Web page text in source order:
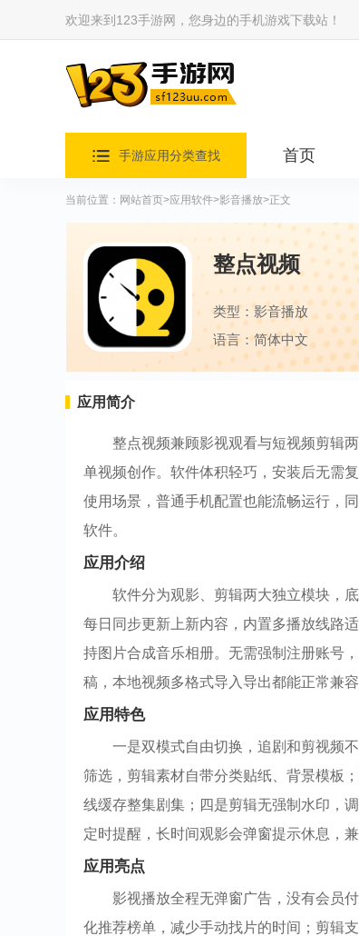
欢迎来到123手游网，您身边的手机游戏下载站！
手游应用分类查找 首页
当前位置： 网站首页>应用软件>影音播放>正文
整点视频
类型：影音播放
语言：简体中文
应用简介
整点视频兼顾影视观看与短视频剪辑
单视频创作。软件体积轻巧，安装后无需
使用场景，普通手机配置也能流畅运行，
软件。
应用介绍
软件分为观影、剪辑两大独立模块，
每日同步更新上新内容，内置多播放线路
持图片合成音乐相册。无需强制注册账号
稿，本地视频多格式导入导出都能正常兼容
应用特色
一是双模式自由切换，追剧和剪视频
筛选，剪辑素材自带分类贴纸、背景模板
线缓存整集剧集；四是剪辑无强制水印，
定时提醒，长时间观影会弹窗提示休息，兼
应用亮点
影视播放全程无弹窗广告，没有会员
化推荐榜单，减少手动找片的时间；剪辑